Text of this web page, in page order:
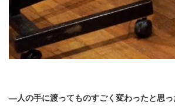
―人の手に渡ってものすごく変わったと思っ